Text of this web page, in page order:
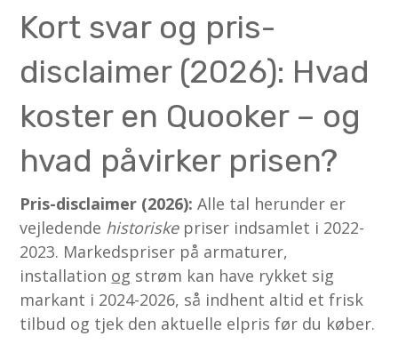
Kort svar og pris-
disclaimer (2026): Hvad
koster en Quooker – og
hvad påvirker prisen?
Pris-disclaimer (2026): Alle tal herunder er
vejledende historiskepriser indsamlet i 2022-
2023. Markedspriser på armaturer,
installation og strøm kan have rykket sig
markant i 2024-2026, så indhent altid et frisk
tilbud og tjek den aktuelle elpris før du køber.